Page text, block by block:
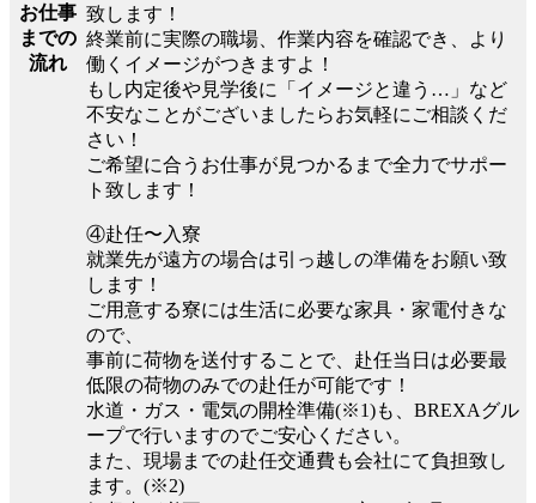
お仕事
までの
流れ
致します！
終業前に実際の職場、作業内容を確認でき、より
働くイメージがつきますよ！
もし内定後や見学後に「イメージと違う…」など
不安なことがございましたらお気軽にご相談くだ
さい！
ご希望に合うお仕事が見つかるまで全力でサポー
ト致します！
④赴任〜入寮
就業先が遠方の場合は引っ越しの準備をお願い致
します！
ご用意する寮には生活に必要な家具・家電付きな
ので、
事前に荷物を送付することで、赴任当日は必要最
低限の荷物のみでの赴任が可能です！
水道・ガス・電気の開栓準備(※1)も、BREXAグル
ープで行いますのでご安心ください。
また、現場までの赴任交通費も会社にて負担致し
ます。(※2)